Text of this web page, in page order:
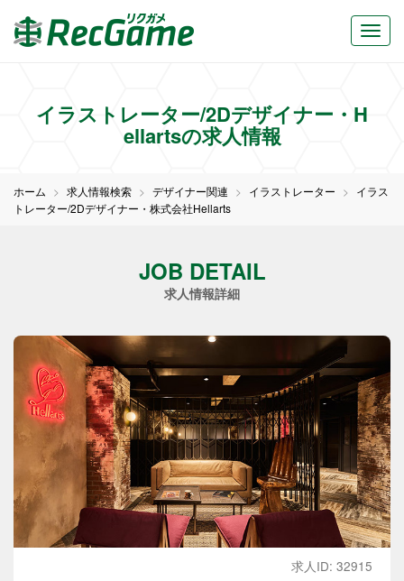
イラストレーター/2Dデザイナー・H
ellartsの求人情報
ホーム 求人情報検索 デザイナー関連 イラストレーター
イラス
トレーター/2Dデザイナー・株式会社Hellarts
JOB DETAIL
求人情報詳細
求人ID: 32915